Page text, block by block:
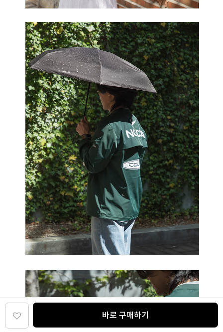
바로 구매하기